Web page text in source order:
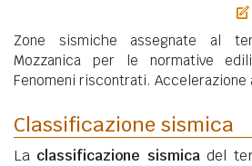
Zone sismiche assegnate al
Mozzanica per le normative
Fenomeni riscontrati. Accelerazione
Classificazione sismica
La classificazione sismicadel